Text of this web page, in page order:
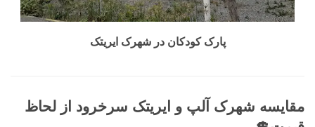
پارک کودکان در شهرک ایریتک
مقایسه شهرک آلپ و ایریتک سرخرود از لحاظ